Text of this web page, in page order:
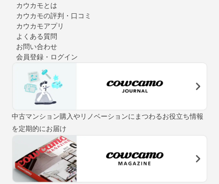
カウカモとは
カウカモの評判・口コミ
カウカモアプリ
よくある質問
お問い合わせ
会員登録・ログイン
中古マンション購入やリノベーションにまつわるお役立ち情報
を定期的にお届け